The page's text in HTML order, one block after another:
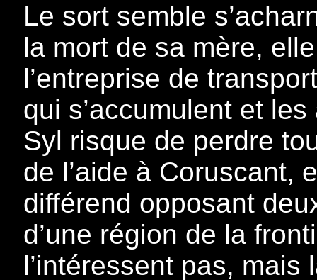
Le sort semble
la mort de sa mère,
l’entreprise de
qui s’accumulent et
Syl risque de perdre
de l’aide à Coruscant,
différend opposant
d’une région de la
l’intéressent pas, mais